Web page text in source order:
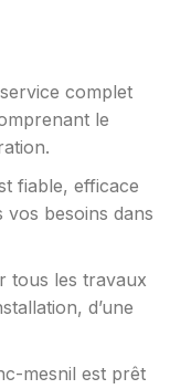
complet
le
fiable, efficace
besoins dans
tous les travaux
d’une
mesnil est prêt